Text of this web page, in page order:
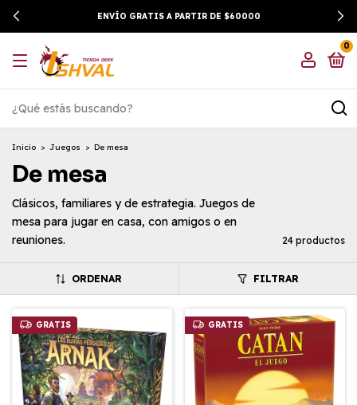
ENVÍO GRATIS A PARTIR DE $60000
0
Inicio > Juegos > De mesa
De mesa
Clásicos, familiares y de estrategia. Juegos de
mesa para jugar en casa, con amigos o en
reuniones.
24 productos
ORDENAR FILTRAR
GRATIS GRATIS